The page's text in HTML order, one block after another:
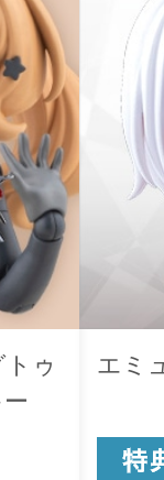
ゥ
エミ